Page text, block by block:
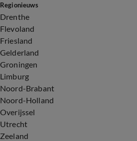
Regionieuws
Drenthe
Flevoland
Friesland
Gelderland
Groningen
Limburg
Noord-Brabant
Noord-Holland
Overijssel
Utrecht
Zeeland